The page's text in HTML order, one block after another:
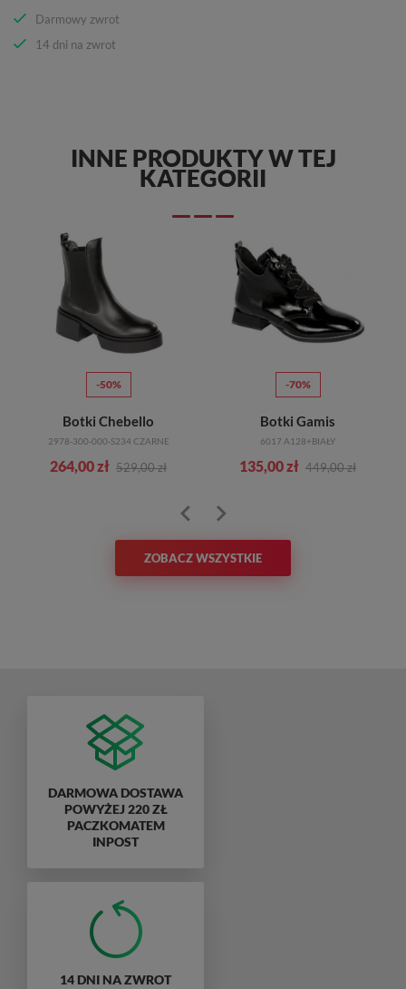
Darmowy zwrot
14 dni na zwrot
INNE PRODUKTY W TEJ
KATEGORII
-50%
Botki Chebello
2978-300-000-S234 CZARNE
264,00 zł 529,00 zł
-70%
Botki Gamis
6017 A128+BIAŁY
135,00 zł 449,00 zł
ZOBACZ WSZYSTKIE
DARMOWA DOSTAWA
POWYŻEJ 220 ZŁ
PACZKOMATEM
INPOST
14 DNI NA ZWROT